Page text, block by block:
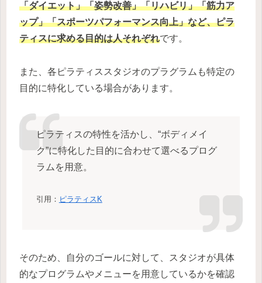
「ダイエット」「姿勢改善」「リハビリ」「筋力ア
ップ」「スポーツパフォーマンス向上」など、ピラ
ティスに求める目的は人それぞれです。
また、各ピラティススタジオのプラグラムも特定の
目的に特化している場合があります。
ピラティスの特性を活かし、“ボディメイ
ク”に特化した目的に合わせて選べるプログ
ラムを用意。
引用： ピラティスK
そのため、自分のゴールに対して、スタジオが具体
的なプログラムやメニューを用意しているかを確認